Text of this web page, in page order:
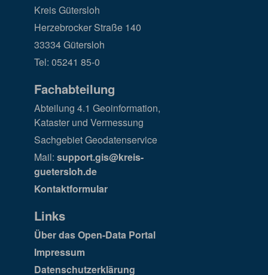
Kreis Gütersloh
Herzebrocker Straße 140
33334 Gütersloh
Tel: 05241 85-0
Fachabteilung
Abteilung 4.1 Geoinformation,
Kataster und Vermessung
Sachgebiet Geodatenservice
Mail: support.gis@kreis-
guetersloh.de
Kontaktformular
Links
Über das Open-Data Portal
Impressum
Datenschutzerklärung